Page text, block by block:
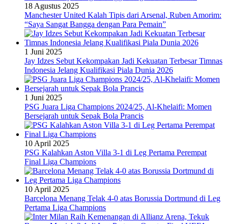
18 Agustus 2025
Manchester United Kalah Tipis dari Arsenal, Ruben Amorim:
“Saya Sangat Bangga dengan Para Pemain”
1 Juni 2025
Jay Idzes Sebut Kekompakan Jadi Kekuatan Terbesar Timnas
Indonesia Jelang Kualifikasi Piala Dunia 2026
1 Juni 2025
PSG Juara Liga Champions 2024/25, Al-Khelaifi: Momen
Bersejarah untuk Sepak Bola Prancis
10 April 2025
PSG Kalahkan Aston Villa 3-1 di Leg Pertama Perempat
Final Liga Champions
10 April 2025
Barcelona Menang Telak 4-0 atas Borussia Dortmund di Leg
Pertama Liga Champions